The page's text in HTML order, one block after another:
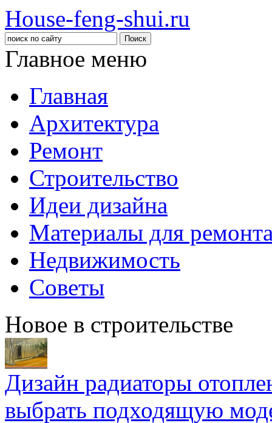
House-feng-shui.ru
Главное меню
Главная
Архитектура
Ремонт
Строительство
Идеи дизайна
Материалы для
Недвижимость
Советы
Новое в строительстве
Дизайн радиаторы
выбрать подходящую